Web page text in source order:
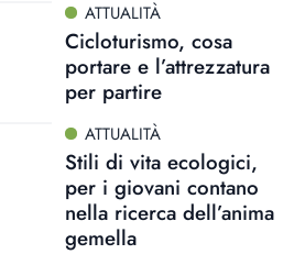
ATTUALITÀ
Cicloturismo, cosa
portare e l’attrezzatura
per partire
ATTUALITÀ
Stili di vita ecologici,
per i giovani contano
nella ricerca dell’anima
gemella